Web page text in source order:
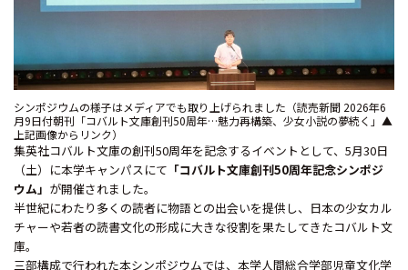
シンポジウムの様子はメディアでも取り上げられました（読売新聞 2026年6
月9日付朝刊「コバルト文庫創刊50周年…魅力再構築、少女小説の夢続く」▲
上記画像からリンク）
集英社コバルト文庫の創刊50周年を記念するイベントとして、5月30日
（土）に本学キャンパスにて 「コバルト文庫創刊50周年記念シンポジ
ウム」 が開催されました。
半世紀にわたり多くの読者に物語との出会いを提供し、日本の少女カル
チャーや若者の読書文化の形成に大きな役割を果たしてきたコバルト文
庫。
三部構成で行われた本シンポジウムでは、本学人間総合学部児童文化学